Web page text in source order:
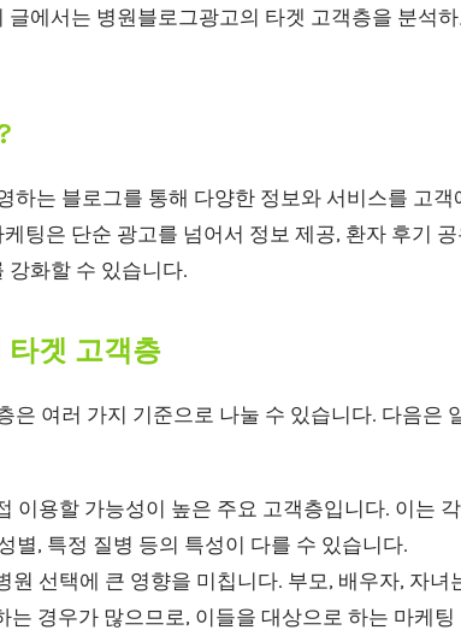
글에서는 병원블로그광고의 타겟 고객층을 분석
하는 블로그를 통해 다양한 정보와 서비스를 고
팅은 단순 광고를 넘어서 정보 제공, 환자 후기
강화할 수 있습니다.
타겟 고객층
은 여러 가지 기준으로 나눌 수 있습니다. 다음은
이용할 가능성이 높은 주요 고객층입니다. 이는
별, 특정 질병 등의 특성이 다를 수 있습니다.
원 선택에 큰 영향을 미칩니다. 부모, 배우자, 자녀
는 경우가 많으므로, 이들을 대상으로 하는 마케